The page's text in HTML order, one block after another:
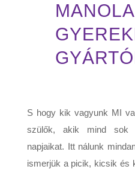
MANOLA
S hogy kik vagyunk MI
szülők, akik mind sok
napjaikat. Itt nálunk
ismerjük a picik, kicsik és